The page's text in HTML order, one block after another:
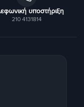
υποστήριξη
210 4131814